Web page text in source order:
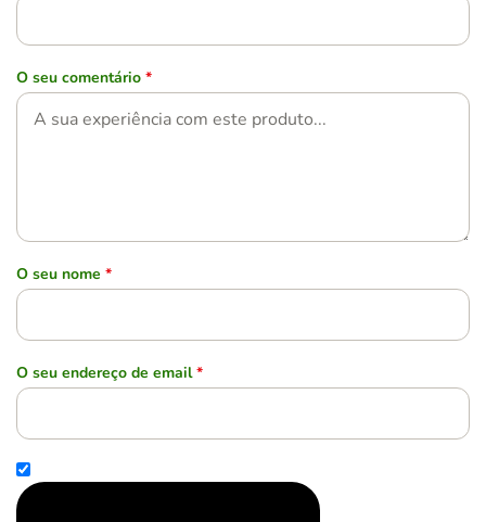
O seu comentário *
O seu nome *
O seu endereço de email *